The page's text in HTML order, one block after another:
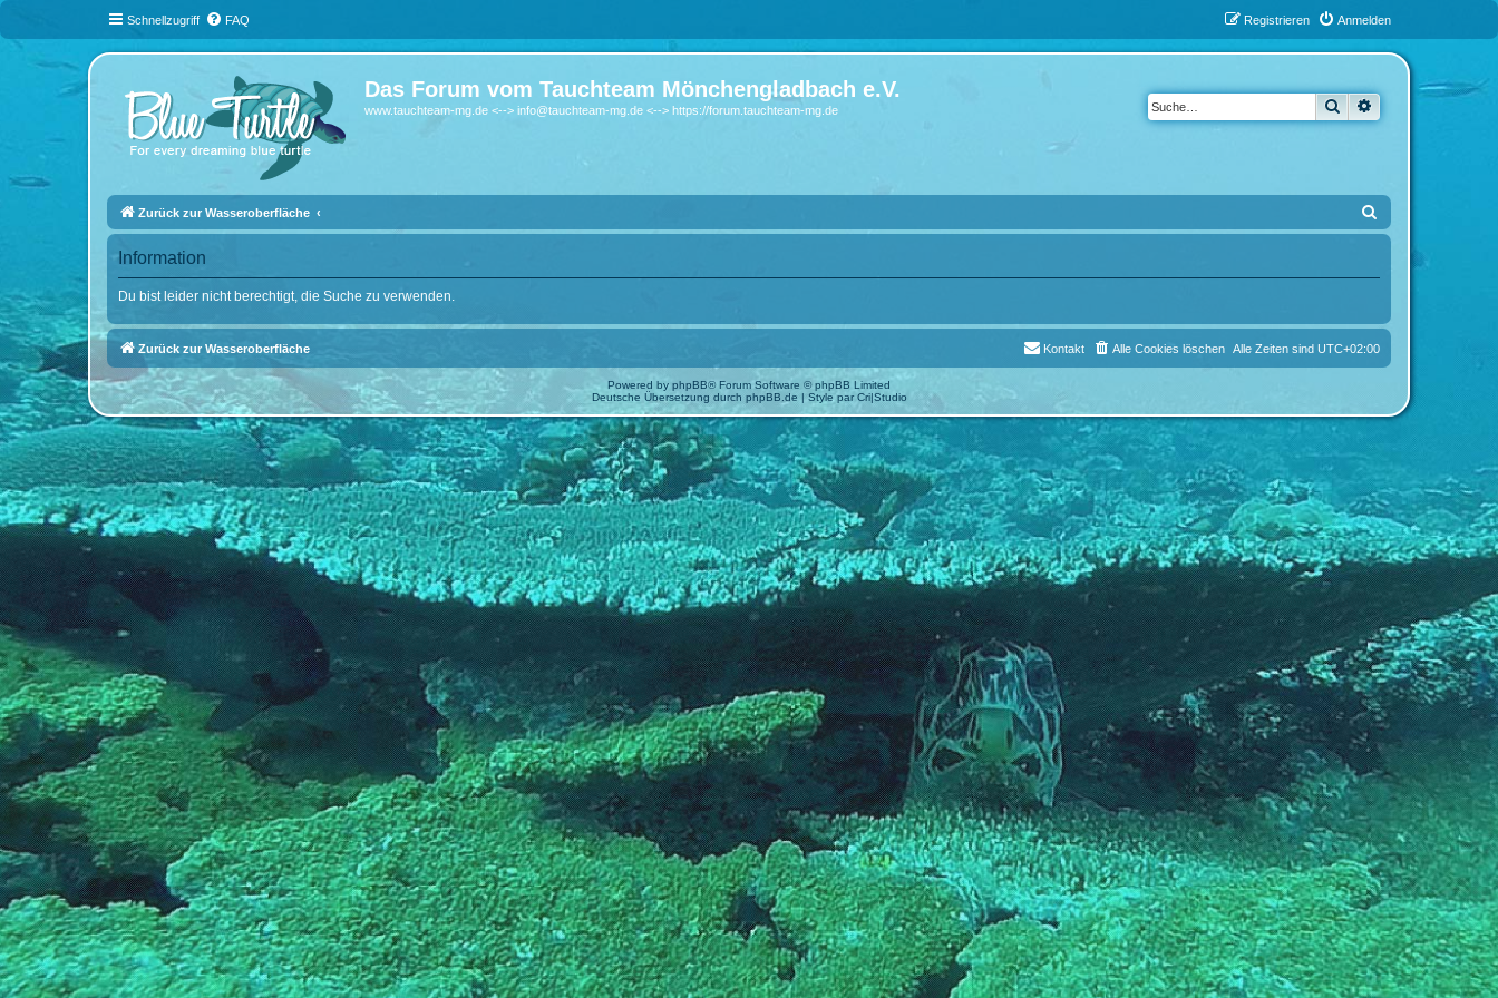
Schnellzugriff FAQ Anmelden
Registrieren
Das Forum vom Tauchteam Mönchengladbach e.V.
www.tauchteam-mg.de <--> info@tauchteam-mg.de <--> https://forum.tauchteam-mg.de Suche
Zurück zur Wasseroberfläche
u
Information
Du bist leider nicht berechtigt, die Suche zu verwenden.
Zurück zur Wasseroberfläche Alle Zeiten sind UTC+02:00
Alle Cookies löschen
Kontakt
Powered by phpBB® Forum Software © phpBB Limited
Deutsche Übersetzung durch phpBB.de | Style par Cri|Studio